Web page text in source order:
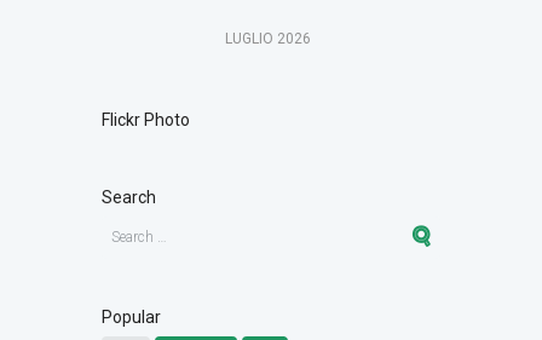
LUGLIO 2026
Flickr Photo
Search
Popular